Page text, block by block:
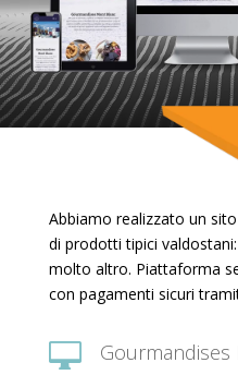
Abbiamo realizzato un
di prodotti tipici
molto altro. Piattaforma
con pagamenti sicuri
